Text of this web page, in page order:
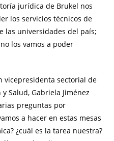
jurídica de Brukel nos
los servicios técnicos de
las universidades del país;
los vamos a poder
vicepresidenta sectorial de
Salud, Gabriela Jiménez
preguntas por
a hacer en estas mesas
¿cuál es la tarea nuestra?